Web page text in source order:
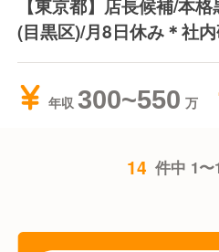
【東京都】店長候補/本
(目黒区)/月8日休み＊社
あり
年収 300~550
14 件中 1